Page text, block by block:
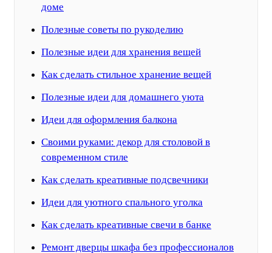
доме
Полезные советы по рукоделию
Полезные идеи для хранения вещей
Как сделать стильное хранение вещей
Полезные идеи для домашнего уюта
Идеи для оформления балкона
Своими руками: декор для столовой в
современном стиле
Как сделать креативные подсвечники
Идеи для уютного спального уголка
Как сделать креативные свечи в банке
Ремонт дверцы шкафа без профессионалов